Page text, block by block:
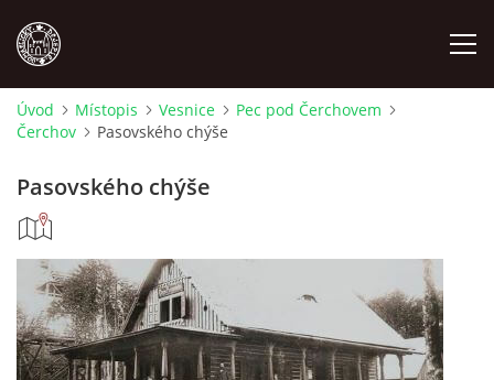
MÍSTOPIS
NÁRODOPIS
OSOBNOSTI
OSTATNÍ
Úvod Místopis Vesnice
Pec pod Čerchovem
Čerchov
Pasovského chýše
Pasovského chýše